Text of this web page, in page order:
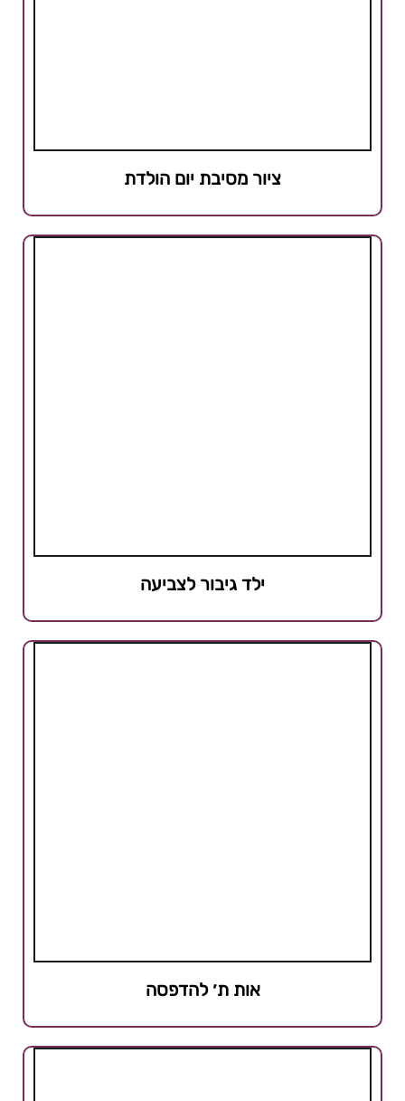
ציור מסיבת יום הולדת
ילד גיבור לצביעה
אות ת׳ להדפסה